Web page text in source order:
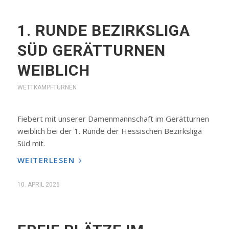
1. RUNDE BEZIRKSLIGA
SÜD GERÄTTURNEN
WEIBLICH
WETTKAMPFTURNEN
Fiebert mit unserer Damenmannschaft im Gerätturnen
weiblich bei der 1. Runde der Hessischen Bezirksliga
Süd mit.
WEITERLESEN
10. APRIL 2026